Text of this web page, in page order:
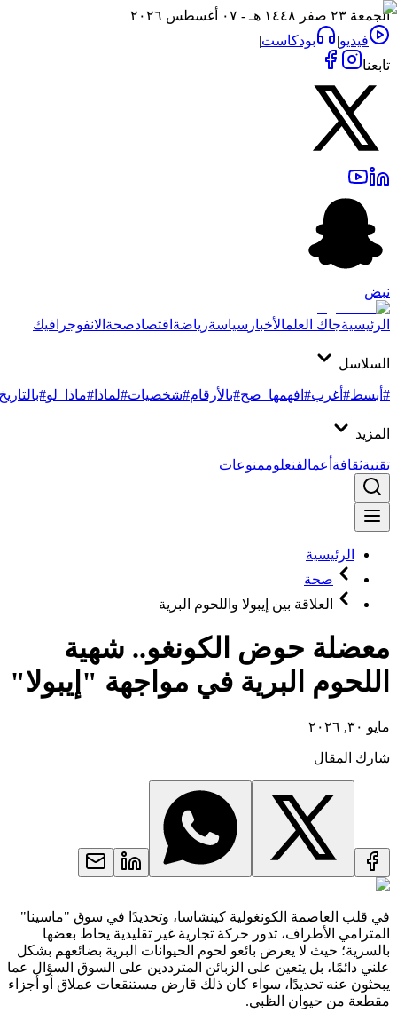
الجمعة ٢٣ صفر ١٤٤٨ هـ - ٠٧ أغسطس ٢٠٢٦
فيديو| بودكاست|
تابعنا
نبض
الرئيسيةجاك العلمالأخبار سياسةرياضةاقتصادصحةالانفوجرافيك
السلاسل
#أبسط#أغرب#افهمها_صح#بالأرقام#شخصيات#لماذا #ماذا_لو#بالتاريخ
المزيد
تقنيةثقافةأعمالفنعلوممنوعات
الرئيسية
صحة
العلاقة بين إيبولا واللحوم البرية
معضلة حوض الكونغو.. شهية
اللحوم البرية في مواجهة "إيبولا"
مايو ٣٠, ٢٠٢٦
شارك المقال
في قلب العاصمة الكونغولية كينشاسا، وتحديدًا في سوق "ماسينا"
المترامي الأطراف، تدور حركة تجارية غير تقليدية يحاط بعضها
بالسرية؛ حيث لا يعرض بائعو لحوم الحيوانات البرية بضائعهم بشكل
علني دائمًا، بل يتعين على الزبائن المترددين على السوق السؤال عما
يبحثون عنه تحديدًا، سواء كان ذلك قارض مستنقعات عملاق أو أجزاء
مقطعة من حيوان الظبي.